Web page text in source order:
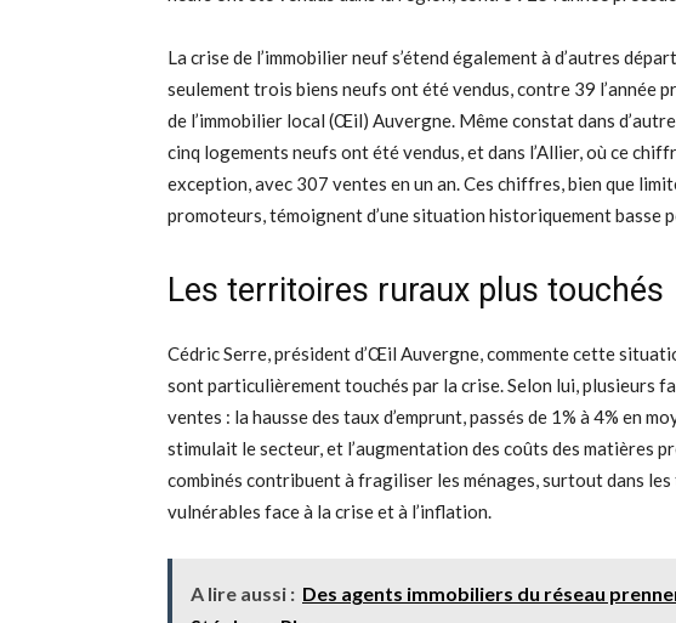
La crise de l’immobilier neuf s’étend également à d’autres
seulement trois biens neufs ont été vendus, contre 39 l’année
de l’immobilier local (Œil) Auvergne. Même constat dans
cinq logements neufs ont été vendus, et dans l’Allier, où ce
exception, avec 307 ventes en un an. Ces chiffres, bien que
promoteurs, témoignent d’une situation historiquement basse
Les territoires ruraux plus touchés
Cédric Serre, président d’Œil Auvergne, commente cette
sont particulièrement touchés par la crise. Selon lui, plusieurs
ventes : la hausse des taux d’emprunt, passés de 1% à 4% en
stimulait le secteur, et l’augmentation des coûts des matières
combinés contribuent à fragiliser les ménages, surtout dans
vulnérables face à la crise et à l’inflation.
A lire aussi : Des agents immobiliers du réseau